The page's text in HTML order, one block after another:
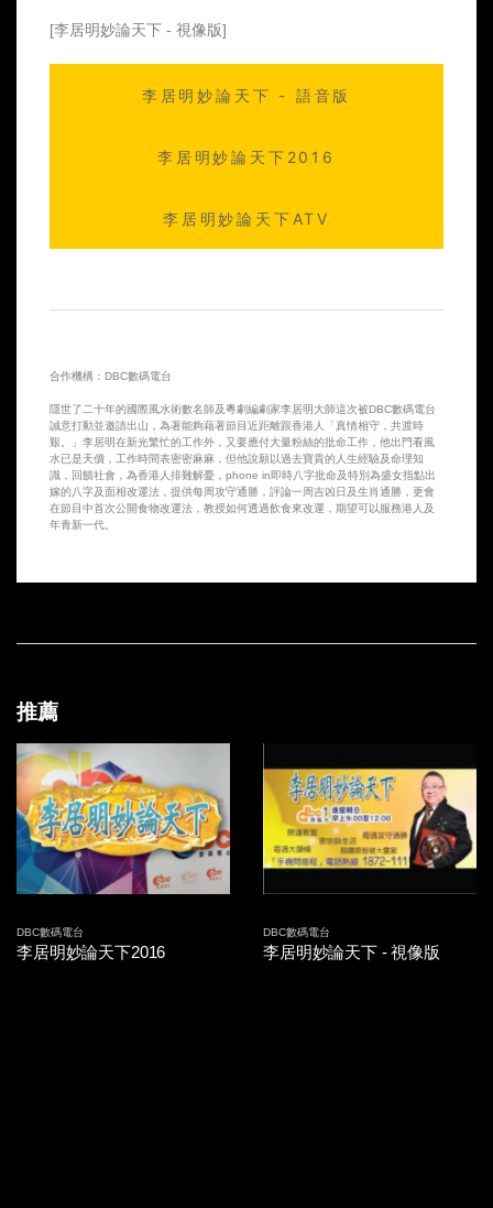
2014-10-15 第28集
2014-10-06 第21集
2014-10-03 第20集
2014-10-02 第19集
2014-10-01 第18集
2014-09-25 第14集
2014-09-24 第13集
2014-09-23 第12集
[李居明妙論天下 - 視像版]
李居明妙論天下 - 語音版
李居明妙論天下2016
李居明妙論天下ATV
合作機構：DBC數碼電台
隱世了二十年的國際風水術數名師及粵劇編劇家李居明大師這次被DBC數碼電台
誠意打動並邀請出山，為著能夠藉著節目近距離跟香港人「真情相守，共渡時
艱。」李居明在新光繁忙的工作外，又要應付大量粉絲的批命工作，他出門看風
水已是天價，工作時間表密密麻麻，但他說願以過去寶貴的人生經驗及命理知
識，回饋社會，為香港人排難解憂，phone in即時八字批命及特別為盛女指點出
嫁的八字及面相改運法，提供每周攻守通勝，評論一周吉凶日及生肖通勝，更會
在節目中首次公開食物改運法，教授如何透過飲食來改運，期望可以服務港人及
年青新一代。
推薦
DBC數碼電台
李居明妙論天下2016
DBC數碼電台
李居明妙論天下 - 視像版